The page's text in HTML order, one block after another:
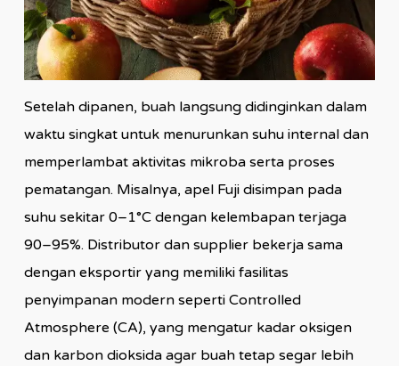
Setelah dipanen, buah langsung didinginkan dalam
waktu singkat untuk menurunkan suhu internal dan
memperlambat aktivitas mikroba serta proses
pematangan. Misalnya, apel Fuji disimpan pada
suhu sekitar 0–1°C dengan kelembapan terjaga
90–95%. Distributor dan supplier bekerja sama
dengan eksportir yang memiliki fasilitas
penyimpanan modern seperti Controlled
Atmosphere (CA), yang mengatur kadar oksigen
dan karbon dioksida agar buah tetap segar lebih